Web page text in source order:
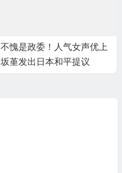
不愧是政委！人气女声优上
坂堇发出日本和平提议